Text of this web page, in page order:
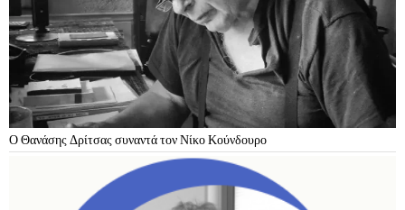
Ο Θανάσης Δρίτσας συναντά τον Νίκο Κούνδουρο